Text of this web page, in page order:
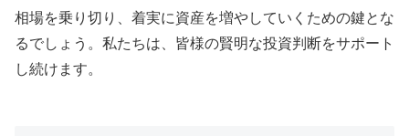
相場を乗り切り、着実に資産を増やしていくための鍵とな
るでしょう。私たちは、皆様の賢明な投資判断をサポート
し続けます。